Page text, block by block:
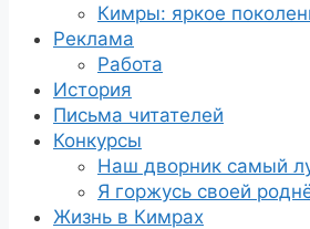
Кимры: яркое
Реклама
Работа
История
Письма читателей
Конкурсы
Наш дворник самый
Я горжусь своей
Жизнь в Кимрах